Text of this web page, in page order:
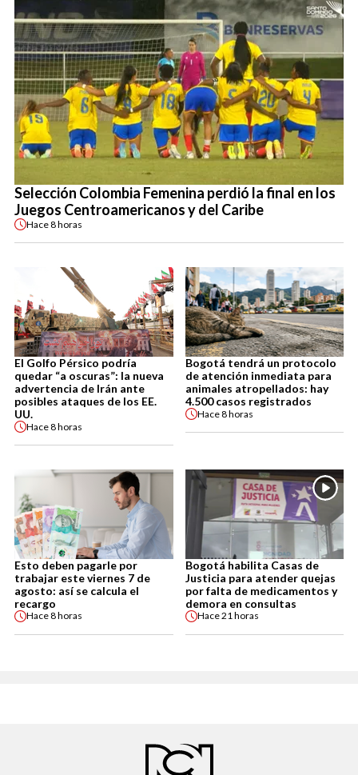
Selección Colombia Femenina perdió la final en los
Juegos Centroamericanos y del Caribe
Hace8 horas
El Golfo Pérsico podría
quedar “a oscuras”: la nueva
advertencia de Irán ante
posibles ataques de los EE.
UU.
Hace8 horas
Bogotá tendrá un protocolo
de atención inmediata para
animales atropellados: hay
4.500 casos registrados
Hace8 horas
Esto deben pagarle por
trabajar este viernes 7 de
agosto: así se calcula el
recargo
Hace8 horas
Bogotá habilita Casas de
Justicia para atender quejas
por falta de medicamentos y
demora en consultas
Hace21 horas